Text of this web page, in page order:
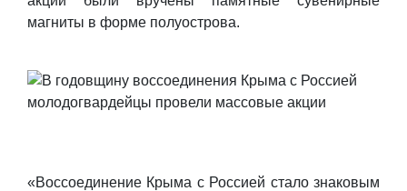
магниты в форме полуострова.
«Воссоединение Крыма с Россией стало знаковым